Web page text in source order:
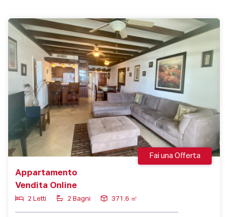
Appartamento
Vendita Online
2 Letti 2 Bagni 371.6 ㎡
Fai una Offerta